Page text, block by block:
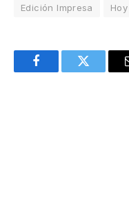
Edición Impresa Hoy
FacebookTwitter